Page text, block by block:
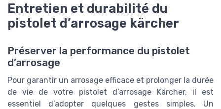
Entretien et durabilité du
pistolet d’arrosage kärcher
Préserver la performance du pistolet
d’arrosage
Pour garantir un arrosage efficace et prolonger la durée
de vie de votre pistolet d’arrosage Kärcher, il est
essentiel d’adopter quelques gestes simples. Un